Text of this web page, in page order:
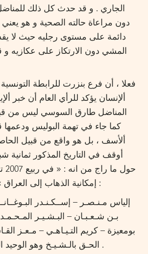
الجاري . و قد حدث كل ذلك
دون مراعاة حالته الصحية و هو
دائمة على مستوى رجليه حيث لا
المشي دون الارتكاز على عكازيه و
فعلا ، أن فرع بنزرت للرابطة
ألإنسان يؤكد للرأي العام أن خبر
المناضل طارق السوسي ليس من
كما جاء في تهمة البوليس
ألأسف ، بل هو واقع من قبيل
أوقف في التاريخ المذكور ثمانية
إمكانية الذهاب إلى العراق » والموقوفون هم :
بـن شـعـبـان – البـشـيـر
بومعيزة – كريم التـيـاهـي – مـعـز
الحـق بالـشـيـخ وهو الوحيد الذي أطلقوا سبيله .